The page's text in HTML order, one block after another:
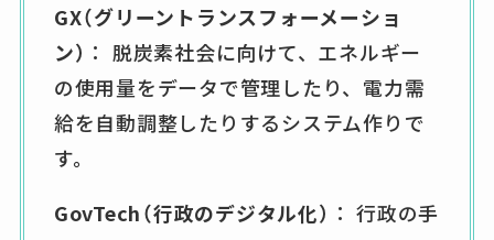
GX（グリーントランスフォーメーショ
ン） ： 脱炭素社会に向けて、エネルギー
の使用量をデータで管理したり、電力需
給を自動調整したりするシステム作りで
す。
GovTech（行政のデジタル化） ： 行政の手